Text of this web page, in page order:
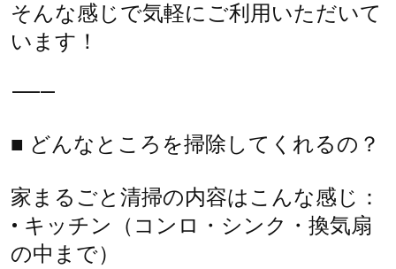
そんな感じで気軽にご利用いただいて
います！
⸻
■ どんなところを掃除してくれるの？
家まるごと清掃の内容はこんな感じ：
• キッチン（コンロ・シンク・換気扇
の中まで）